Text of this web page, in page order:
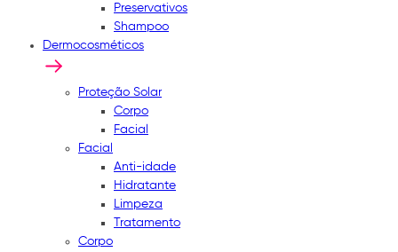
Preservativos
Shampoo
Dermocosméticos
Proteção Solar
Corpo
Facial
Facial
Anti-idade
Hidratante
Limpeza
Tratamento
Corpo